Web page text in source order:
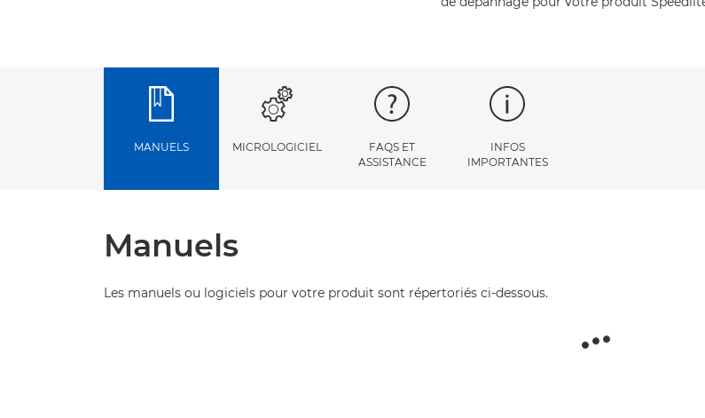
MANUELS MICROLOGICIEL
FAQS ET
ASSISTANCE
INFOS
IMPORTANTES
Manuels
Les manuels ou logiciels pour votre produit sont répertoriés ci-dessous.